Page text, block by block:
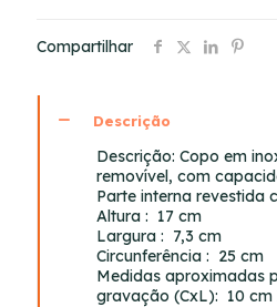
Compartilhar
Descrição
Descrição:Copo em
removível, com
Parte interna revestida
Altura : 17 cm
Largura : 7,3 cm
Circunferência : 25 cm
Medidas aproximadas
gravação (CxL): 10 cm